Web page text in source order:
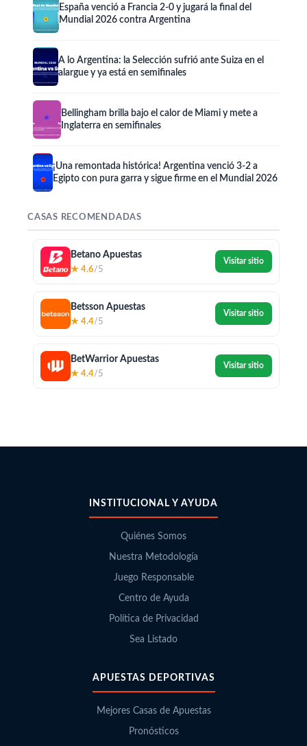
España venció a Francia 2-0 y jugará la final del
Mundial 2026 contra Argentina
A lo Argentina: la Selección sufrió ante Suiza en el
alargue y ya está en semifinales
Bellingham brilla bajo el calor de Miami y mete a
Inglaterra en semifinales
¡Una remontada histórica! Argentina venció 3-2 a
Egipto con pura garra y sigue firme en el Mundial 2026
CASAS RECOMENDADAS
Betano Apuestas
★ 4.6/5
Visitar sitio
Betsson Apuestas
★ 4.4/5
Visitar sitio
BetWarrior Apuestas
★ 4.4/5
Visitar sitio
INSTITUCIONAL Y AYUDA
Quiénes Somos
Nuestra Metodología
Juego Responsable
Centro de Ayuda
Política de Privacidad
Sea Listado
APUESTAS DEPORTIVAS
Mejores Casas de Apuestas
Pronósticos